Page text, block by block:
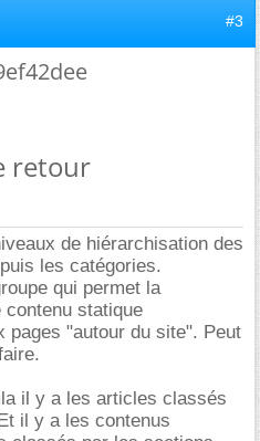
#3
retour
de hiérarchisation des
les catégories.
qui permet la
statique
pages "autour du site". Peut
il y a les articles classés
il y a les contenus